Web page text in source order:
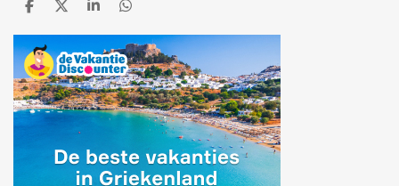
D
l
e
n
D
e
l
S
a
r
e
D
l
e
n